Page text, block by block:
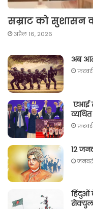
सम्राट को सुशासन
अप्रैल 16, 2026
अब
एआई
12
हिंदुओं